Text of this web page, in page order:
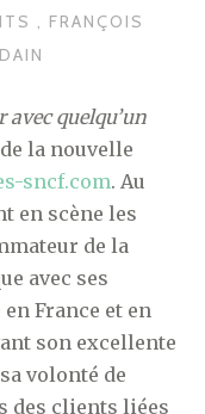
, FRANÇOIS
avec quelqu’un
la nouvelle
sncf.com. Au
en scène les
de la
avec ses
France et en
son excellente
volonté de
des clients liées